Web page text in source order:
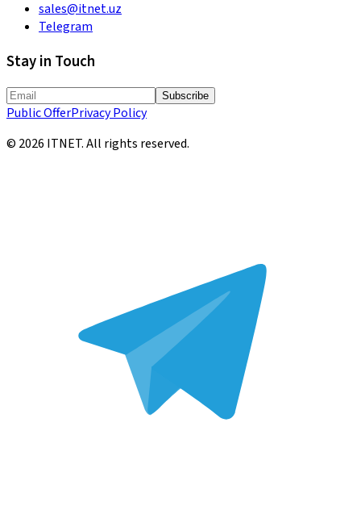
sales@itnet.uz
Telegram
Stay in Touch
Subscribe
Public OfferPrivacy Policy
© 2026 ITNET.All rights reserved.